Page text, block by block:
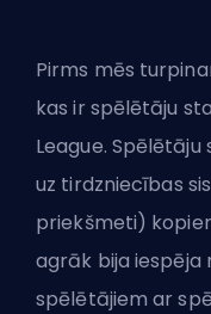
Pirms mēs
kas ir spēlētāju
League.
uz tirdzniecības
priekšmeti)
agrāk bija
spēlētājiem ar